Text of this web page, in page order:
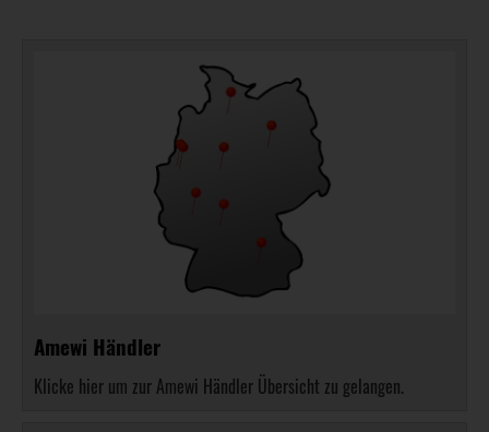
Amewi Händler
Klicke hier um zur Amewi Händler Übersicht zu gelangen.